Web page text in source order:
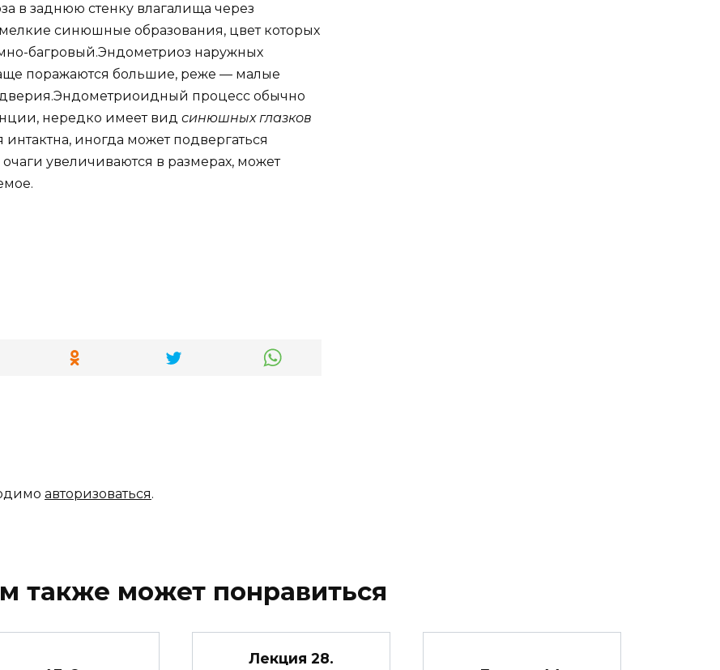
в заднюю стенку влагалища через
синюшные образования, цвет которых
багровый.Эндометриоз наружных
поражаются большие, реже — малые
процесс обычно
нередко имеет вид синюшных глазков
иногда может подвергаться
увеличиваются в размерах, может
авторизоваться.
также может понравиться
Лекция 28.